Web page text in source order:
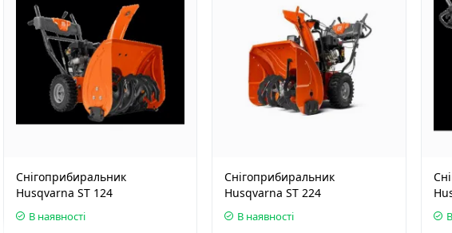
Снігоприбиральник
Husqvarna ST 124
В наявності
Снігоприбиральник
Husqvarna ST 224
В наявності